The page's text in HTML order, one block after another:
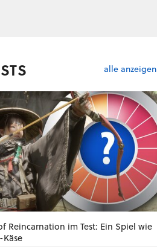
alle anzeigen
Reincarnation im Test: Ein Spiel wie